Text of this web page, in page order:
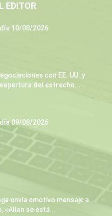
EDITOR
10/08/2026
con EE. UU. y
del estrecho...
09/08/2026
envía emotivo mensaje a
«Allan se está...